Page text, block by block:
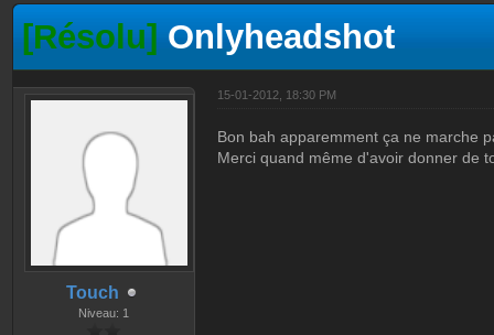
[Résolu]Onlyheadshot
Touch
Niveau: 1
15-01-2012, 18:30 PM
Bon bah apparemment ça ne marche
Merci quand même d'avoir donner de